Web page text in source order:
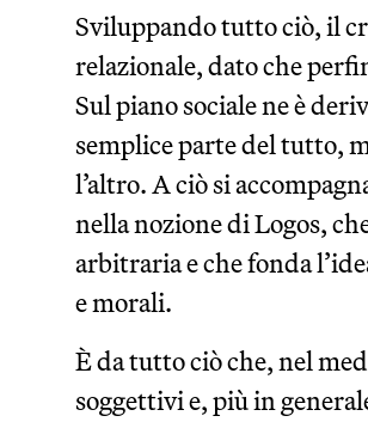
Sviluppando tutto ciò, il
relazionale, dato che
Sul piano sociale ne è
semplice parte del tutto,
l’altro. A ciò si
nella nozione di Logos,
arbitraria e che fonda
e morali.
È da tutto ciò che, nel
soggettivi e, più in